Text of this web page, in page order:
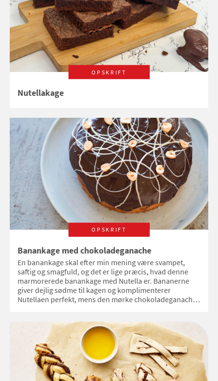
OPSKRIFT
Nutellakage
OPSKRIFT
Banankage med chokoladeganache
En banankage skal efter min mening være svampet,
saftig og smagfuld, og det er lige præcis, hvad denne
marmorerede banankage med Nutella er. Bananerne
giver dejlig sødme til kagen og komplimenterer
Nutellaen perfekt, mens den mørke chokoladeganache